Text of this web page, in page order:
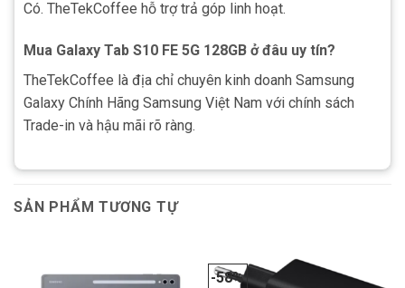
Có. TheTekCoffee hỗ trợ trả góp linh hoạt.
Mua Galaxy Tab S10 FE 5G 128GB ở đâu uy tín?
TheTekCoffee là địa chỉ chuyên kinh doanh Samsung
Galaxy Chính Hãng Samsung Việt Nam với chính sách
Trade-in và hậu mãi rõ ràng.
SẢN PHẨM TƯƠNG TỰ
-58%